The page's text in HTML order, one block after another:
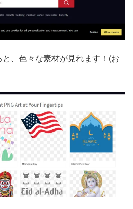
と、色々な素材が見れます！(お